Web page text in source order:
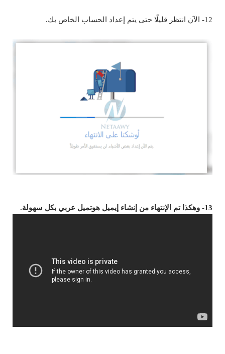
12- الآن انتظر قليلًا حتى يتم إعداد الحساب الخاص بك.
13- وهكذا تم الإنتهاء من إنشاء إيميل هوتميل عربي بكل سهولة.